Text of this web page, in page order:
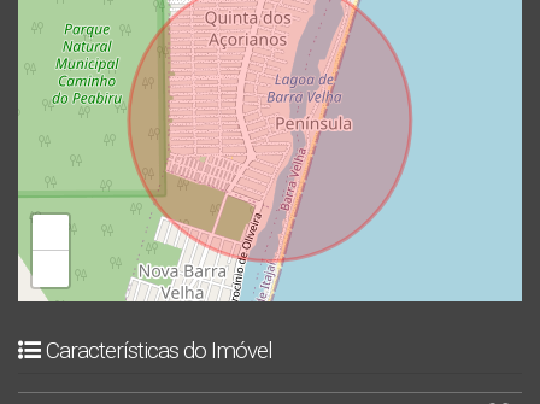
Características do Imóvel